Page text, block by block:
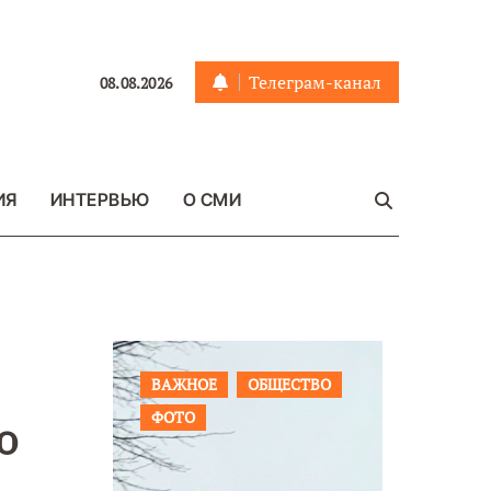
08.08.2026 Телеграм-канал
ИНТЕРВЬЮ О СМИ
ПРОИСШЕСТВИЯ ФОТО